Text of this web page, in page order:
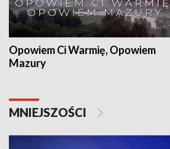
Opowiem Ci Warmię, Opowiem
Mazury
MNIEJSZOŚCI